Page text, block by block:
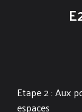
Etape 2 : Aux
espaces